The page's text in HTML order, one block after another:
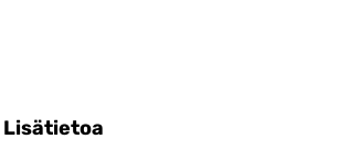
Lisätietoa